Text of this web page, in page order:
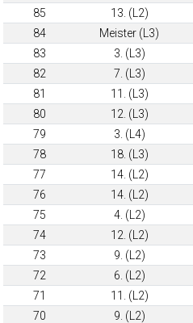
85
13. (L2)
84
Meister (L3)
83
3. (L3)
82
7. (L3)
81
11. (L3)
80
12. (L3)
79
3. (L4)
78
18. (L3)
77
14. (L2)
76
14. (L2)
75
4. (L2)
74
12. (L2)
73
9. (L2)
72
6. (L2)
71
11. (L2)
70
9. (L2)